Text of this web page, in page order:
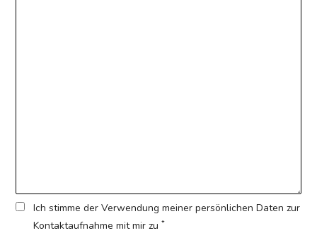
Ich stimme der Verwendung meiner persönlichen Daten zur
Kontaktaufnahme mit mir zu *